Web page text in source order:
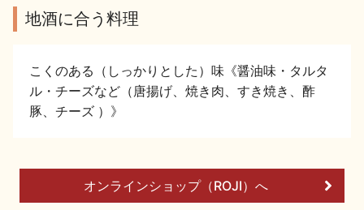
地酒蔵元会WEB展示会
美味しい地酒の選び方
地酒蔵元会とは
地酒に合う料理
こくのある（しっかりとした）味《醤油味・タルタ
ル・チーズなど（唐揚げ、焼き肉、すき焼き、酢
豚、チーズ ）》
オンラインショップ（ROJI）へ